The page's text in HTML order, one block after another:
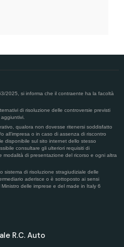
2025, si informa che il contraente ha la facoltà
di risoluzione delle controversie previsti
qualora non dovesse ritenersi soddisfatto
all’impresa o in caso di assenza di riscontro
disponibile sul sito internet dello stesso
consultare gli ulteriori requisiti di
modalità di presentazione del ricorso e ogni altra
sistema di risoluzione stragiudiziale delle
aderisce o è sottoposto ai sensi
delle imprese e del made in Italy 6
R.C. Auto